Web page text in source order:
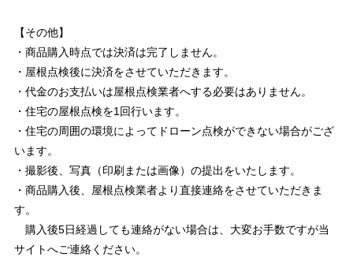
【その他】
・商品購入時点では決済は完了しません。
・屋根点検後に決済をさせていただきます。
・代金のお支払いは屋根点検業者へする必要はありません。
・住宅の屋根点検を1回行います。
・住宅の周囲の環境によってドローン点検ができない場合がござ
います。
・撮影後、写真（印刷または画像）の提出をいたします。
・商品購入後、屋根点検業者より直接連絡をさせていただきま
す。
購入後5日経過しても連絡がない場合は、大変お手数ですが当
サイトへご連絡ください。